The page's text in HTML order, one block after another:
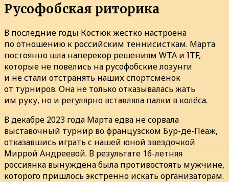
Русофобская риторика
В последние годы Костюк жестко настроена
по отношению к российским теннисисткам. Марта
постоянно шла наперекор решениям WTA и ITF,
которые не повелись на русофобские лозунги
и не стали отстранять наших спортсменок
от турниров. Она не только отказывалась жать
им руку, но и регулярно вставляла палки в колёса.
В декабре 2023 года Марта едва не сорвала
выставочный турнир во французском Бур-де-Пеаж,
отказавшись играть с нашей юной звездочкой
Миррой Андреевой. В результате 16-летняя
россиянка вынуждена была противостоять мужчине,
которого пришлось экстренно искать организаторам.